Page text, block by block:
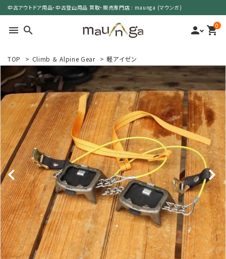
中古アウトドア用品・中古登山用品 買取・販売専門店 : maunga (マウンガ)
menu search person 0
shopping_cart
search
カテゴリーで選ぶ
サイズで選ぶ
特集で選ぶ
価格で選ぶ
買取案内
レンタル・修理
店舗情報
TOP > Climb ＆ Alpine Gear > 軽アイゼン